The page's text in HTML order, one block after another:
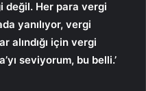
değil. Her para vergi
yanılıyor, vergi
alındığı için vergi
seviyorum, bu belli.’